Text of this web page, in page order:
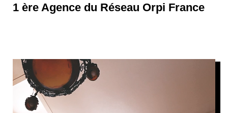
1 ère Agence du Réseau Orpi France